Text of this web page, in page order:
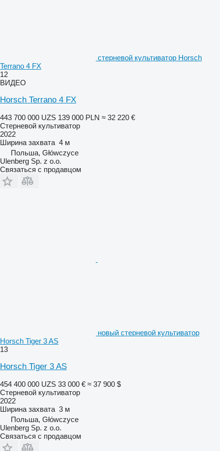
стерневой культиватор Horsch
Terrano 4 FX
12
ВИДЕО
Horsch Terrano 4 FX
443 700 000 UZS 139 000 PLN ≈ 32 220 €
Стерневой культиватор
2022
Ширина захвата 4 м
Польша, Główczyce
Ulenberg Sp. z o.o.
Связаться с продавцом
новый стерневой культиватор
Horsch Tiger 3 AS
13
Horsch Tiger 3 AS
454 400 000 UZS 33 000 € ≈ 37 900 $
Стерневой культиватор
2022
Ширина захвата 3 м
Польша, Główczyce
Ulenberg Sp. z o.o.
Связаться с продавцом